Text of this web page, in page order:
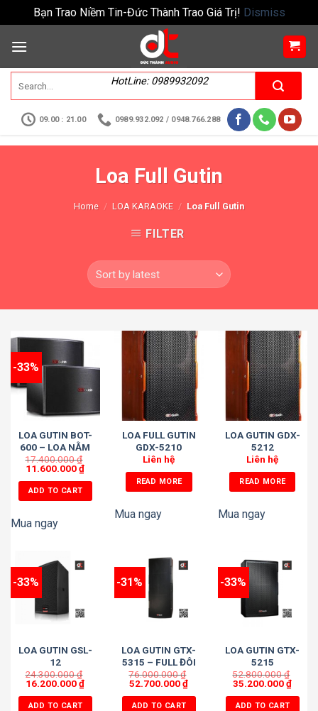
Bạn Trao Niềm Tin-Đức Thành Trao Giá Trị! Dismiss
HotLine: 0989932092
09.00 : 21.00 0989.932.092 / 0948.766.288
Loa Full Gutin
Home / LOA KARAOKE / Loa Full Gutin
FILTER
-33%
LOA GUTIN BOT-
600 – LOA NẰM
BASS 25
17.400.000₫
11.600.000₫
ADD TO CART
Mua ngay
LOA FULL GUTIN
GDX-5210
Liên hệ
READ MORE
Mua ngay
LOA GUTIN GDX-
5212
Liên hệ
READ MORE
Mua ngay
-33%
LOA GUTIN GSL-
12
24.300.000₫
16.200.000₫
ADD TO CART
-31%
LOA GUTIN GTX-
5315 – FULL ĐÔI
BASS 40
76.000.000₫
52.700.000₫
ADD TO CART
-33%
LOA GUTIN GTX-
5215
52.800.000₫
35.200.000₫
ADD TO CART